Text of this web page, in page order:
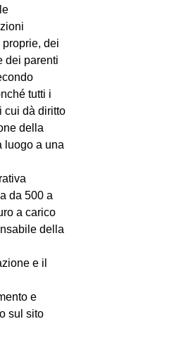
dei
dei parenti
tutti i
cui dà diritto
della
luogo a una
da 500 a
a carico
della
e il
e
sul sito